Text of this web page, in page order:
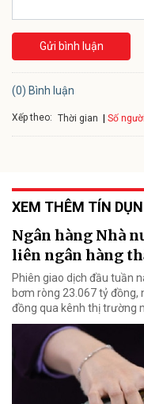
Gửi bình luận
(0) Bình luận
Xếp theo: Thời gian Số
XEM THÊM TÍN
Ngân hàng Nhà
liên ngân hàng
Phiên giao dịch đầu tuần
bơm ròng 23.067 tỷ đồng,
đồng qua kênh thị trường